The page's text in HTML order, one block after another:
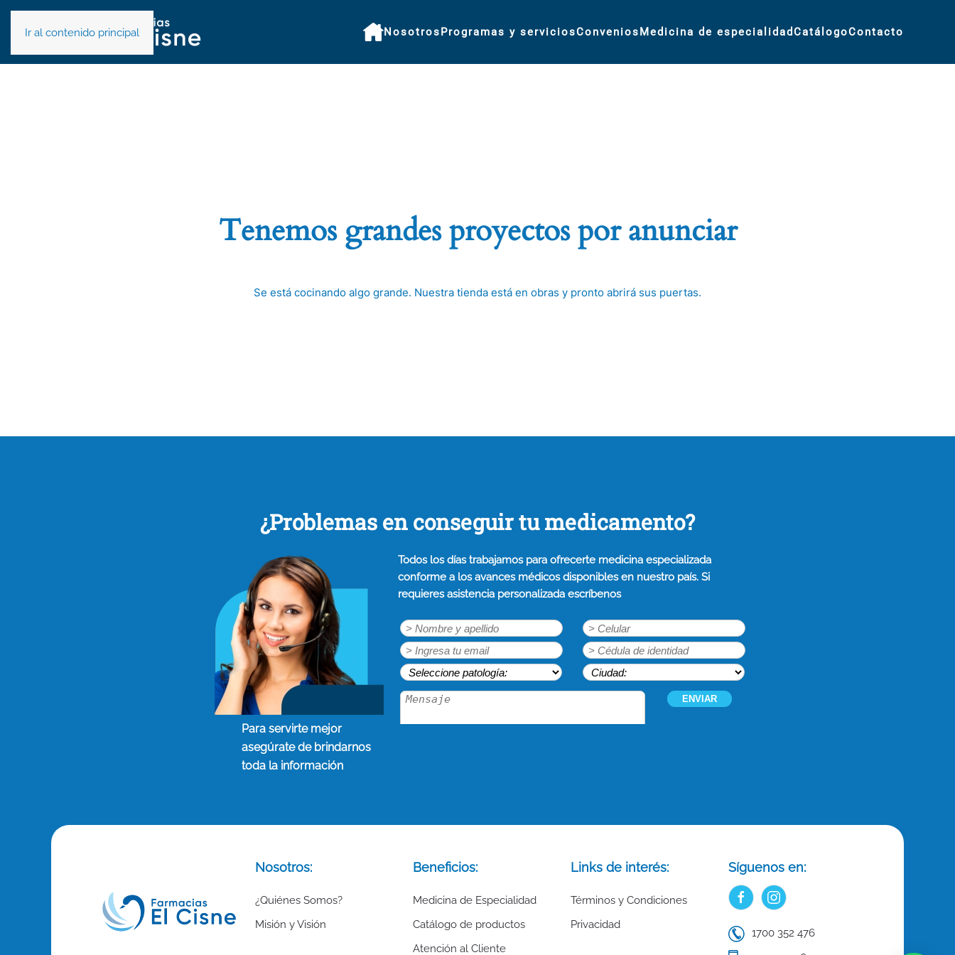
Ir al contenido principal NosotrosProgramas y serviciosConveniosMedicina de especialidad CatálogoContacto
Tenemos grandes proyectos por anunciar
Se está cocinando algo grande. Nuestra tienda está en obras y pronto abrirá sus puertas.
¿Problemas en conseguir tu medicamento?
Para servirte mejor
asegúrate de brindarnos
toda la información
Todos los días trabajamos para ofrecerte medicina especializada
conforme a los avances médicos disponibles en nuestro país. Si
requieres asistencia personalizada escríbenos
Nosotros:
¿Quiénes Somos?
Misión y Visión
Beneficios:
Medicina de Especialidad
Catálogo de productos
Atención al Cliente
Links de interés:
Términos y Condiciones
Privacidad
Síguenos en:
1700 352 476